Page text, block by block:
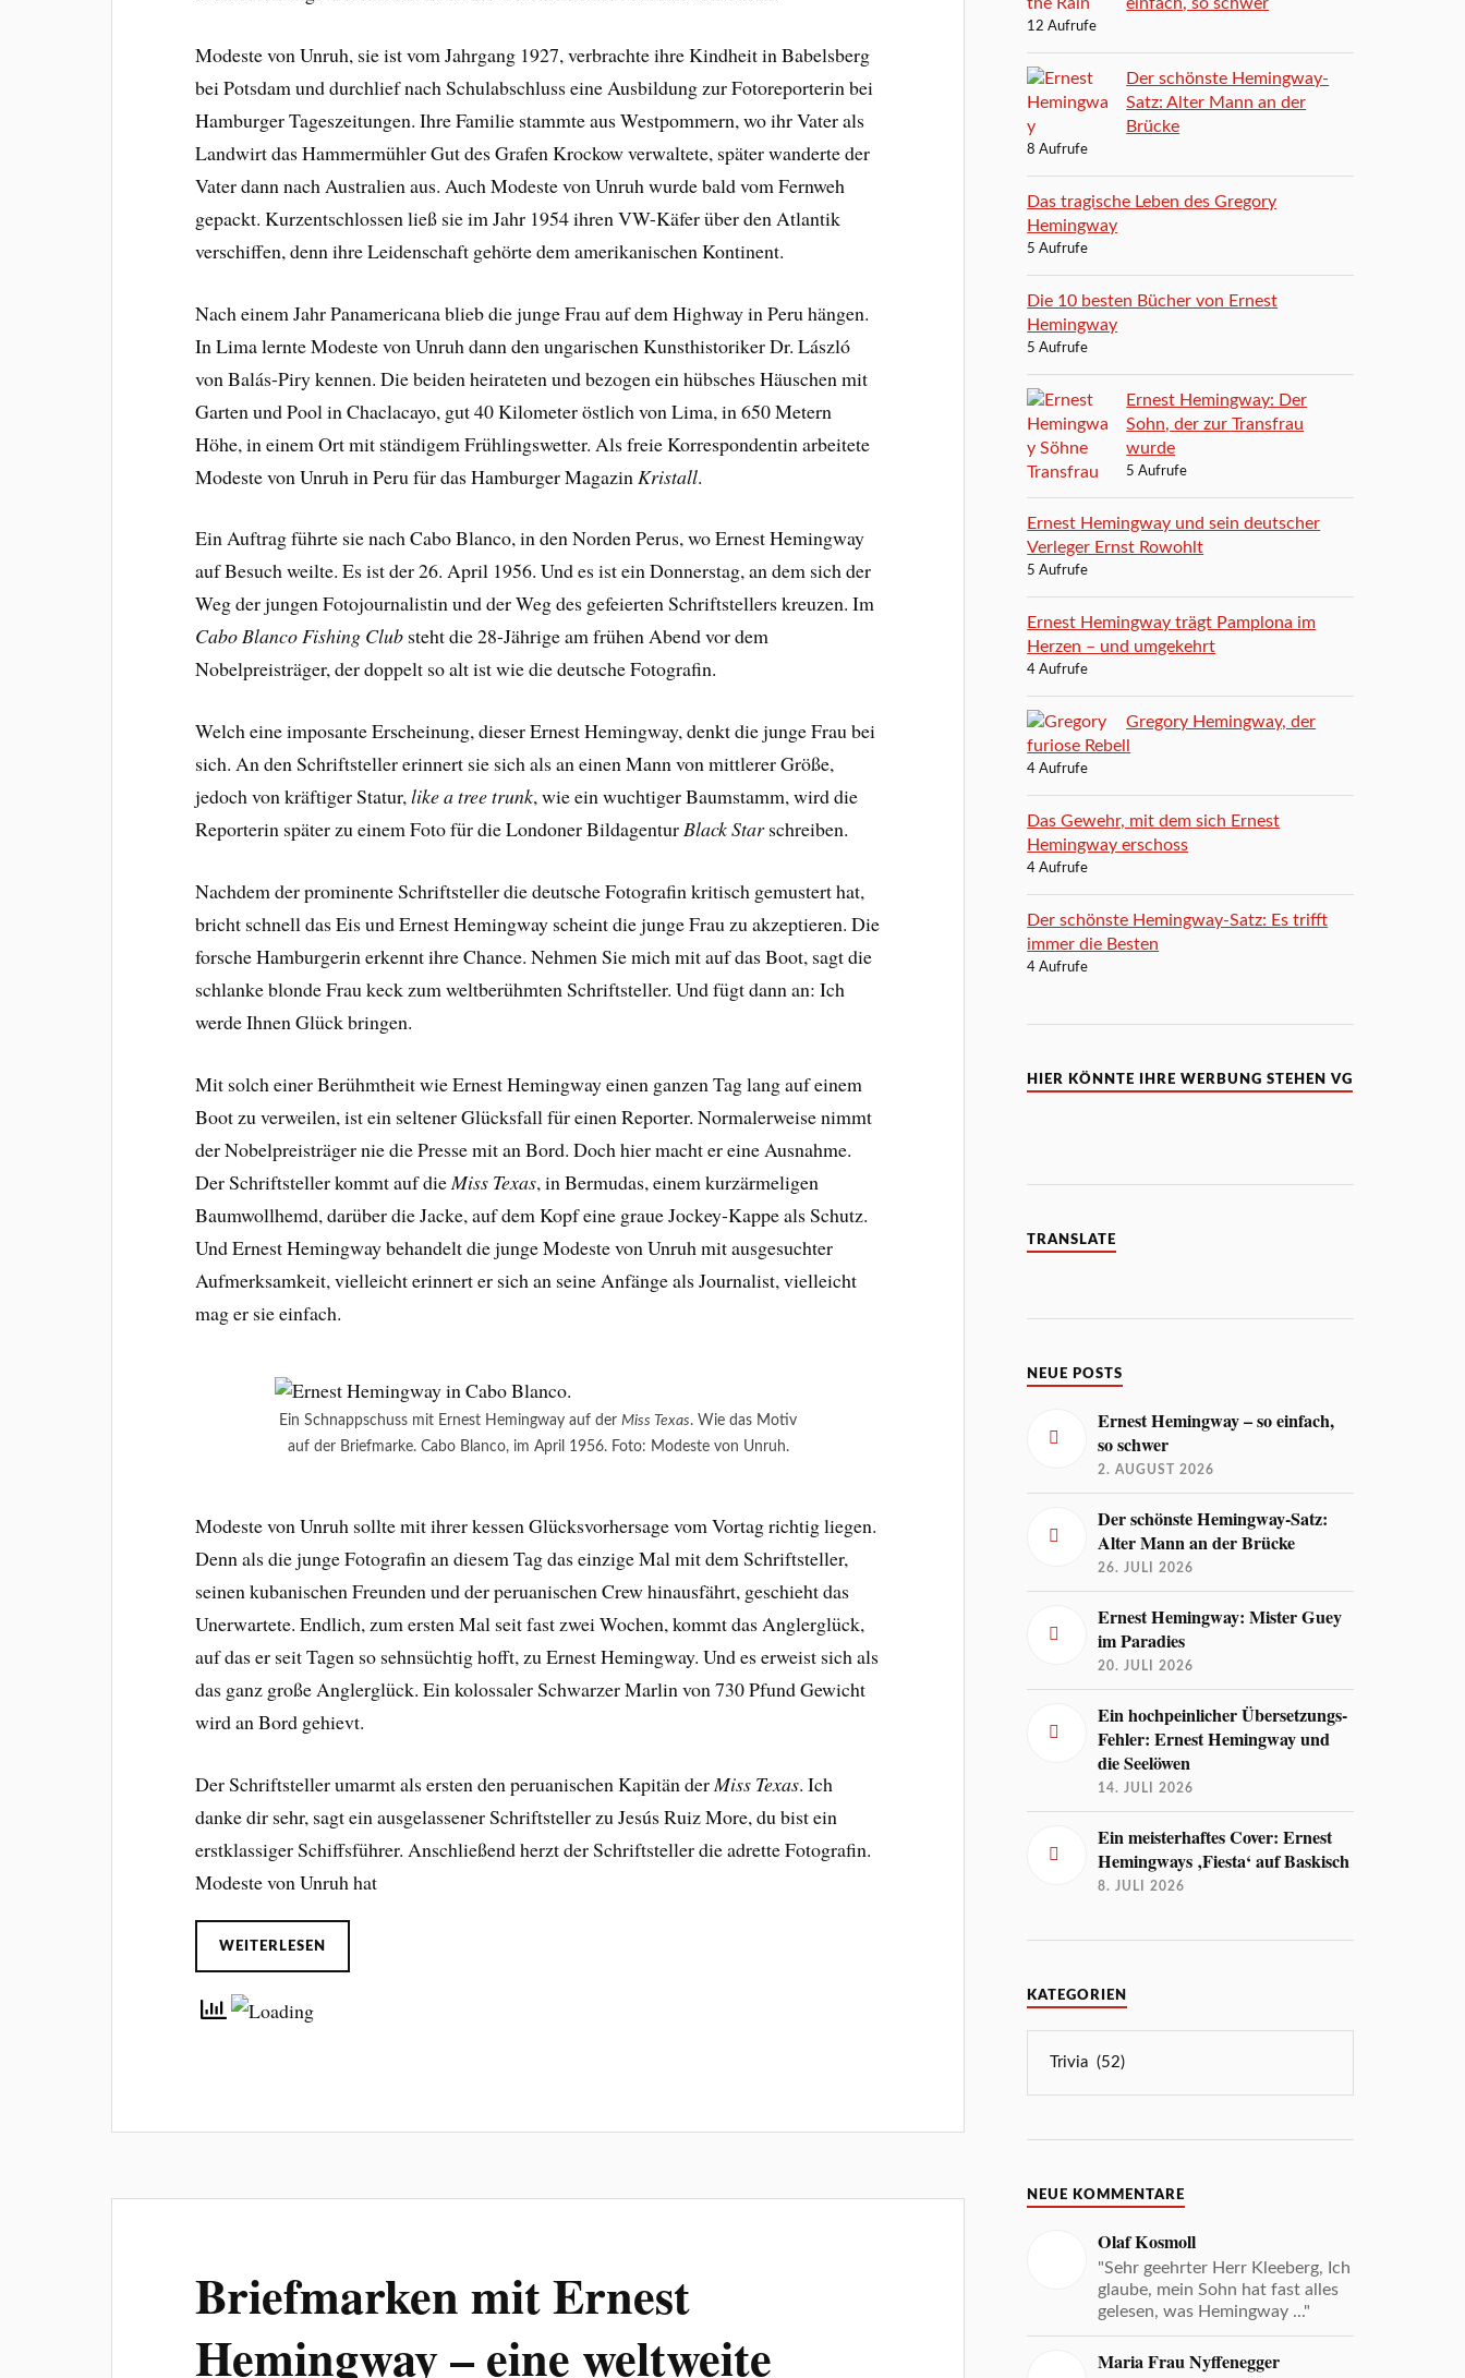
Modeste von Unruh, sie ist vom Jahrgang 1927, verbrachte ihre Kindheit in Babelsberg
bei Potsdam und durchlief nach Schulabschluss eine Ausbildung zur Fotoreporterin bei
Hamburger Tageszeitungen. Ihre Familie stammte aus Westpommern, wo ihr Vater als
Landwirt das Hammermühler Gut des Grafen Krockow verwaltete, später wanderte der
Vater dann nach Australien aus. Auch Modeste von Unruh wurde bald vom Fernweh
gepackt. Kurzentschlossen ließ sie im Jahr 1954 ihren VW-Käfer über den Atlantik
verschiffen, denn ihre Leidenschaft gehörte dem amerikanischen Kontinent.
Nach einem Jahr Panamericana blieb die junge Frau auf dem Highway in Peru hängen.
In Lima lernte Modeste von Unruh dann den ungarischen Kunsthistoriker Dr. László
von Balás-Piry kennen. Die beiden heirateten und bezogen ein hübsches Häuschen mit
Garten und Pool in Chaclacayo, gut 40 Kilometer östlich von Lima, in 650 Metern
Höhe, in einem Ort mit ständigem Frühlingswetter. Als freie Korrespondentin arbeitete
Modeste von Unruh in Peru für das Hamburger Magazin Kristall.
Ein Auftrag führte sie nach Cabo Blanco, in den Norden Perus, wo Ernest Hemingway
auf Besuch weilte. Es ist der 26. April 1956. Und es ist ein Donnerstag, an dem sich der
Weg der jungen Fotojournalistin und der Weg des gefeierten Schriftstellers kreuzen. Im
Cabo BlancoFishing Club steht die 28-Jährige am frühen Abend vor dem
Nobelpreisträger, der doppelt so alt ist wie die deutsche Fotografin.
Welch eine imposante Erscheinung, dieser Ernest Hemingway, denkt die junge Frau bei
sich. An den Schriftsteller erinnert sie sich als an einen Mann von mittlerer Größe,
jedoch von kräftiger Statur,like a tree trunk, wie ein wuchtiger Baumstamm, wird die
Reporterin später zu einem Foto für die Londoner BildagenturBlack Starschreiben.
Nachdem der prominente Schriftsteller die deutsche Fotografin kritisch gemustert hat,
bricht schnell das Eis und Ernest Hemingway scheint die junge Frau zu akzeptieren. Die
forsche Hamburgerin erkennt ihre Chance. Nehmen Sie mich mit auf das Boot, sagt die
schlanke blonde Frau keck zum weltberühmten Schriftsteller. Und fügt dann an: Ich
werde Ihnen Glück bringen.
Mit solch einer Berühmtheit wie Ernest Hemingway einen ganzen Tag lang auf einem
Boot zu verweilen, ist ein seltener Glücksfall für einen Reporter. Normalerweise nimmt
der Nobelpreisträger nie die Presse mit an Bord. Doch hier macht er eine Ausnahme.
Der Schriftsteller kommt auf die Miss Texas, in Bermudas, einem kurzärmeligen
Baumwollhemd, darüber die Jacke, auf dem Kopf eine graue Jockey-Kappe als Schutz.
Und Ernest Hemingway behandelt die junge Modeste von Unruh mit ausgesuchter
Aufmerksamkeit, vielleicht erinnert er sich an seine Anfänge als Journalist, vielleicht
mag er sie einfach.
Ein Schnappschuss mit Ernest Hemingway auf derMiss Texas. Wie das Motiv
auf der Briefmarke. Cabo Blanco, im April 1956. Foto: Modeste von Unruh.
Modeste von Unruh sollte mit ihrer kessen Glücksvorhersage vom Vortag richtig liegen.
Denn als die junge Fotografin an diesem Tag das einzige Mal mit dem Schriftsteller,
seinen kubanischen Freunden und der peruanischen Crew hinausfährt, geschieht das
Unerwartete. Endlich, zum ersten Mal seit fast zwei Wochen, kommt das Anglerglück,
auf das er seit Tagen so sehnsüchtig hofft, zu Ernest Hemingway. Und es erweist sich als
das ganz große Anglerglück. Ein kolossaler Schwarzer Marlin von 730 Pfund Gewicht
wird an Bord gehievt.
Der Schriftsteller umarmt als ersten den peruanischen Kapitän der Miss Texas. Ich
danke dir sehr, sagt ein ausgelassener Schriftsteller zu Jesús Ruiz More, du bist ein
erstklassiger Schiffsführer. Anschließend herzt der Schriftsteller die adrette Fotografin.
Modeste von Unruh hat
WEITERLESEN
Briefmarken mit Ernest
Hemingway – eine weltweite
12 Aufrufe
Der schönste Hemingway-
Satz: Alter Mann an der
Brücke
8 Aufrufe
Das tragische Leben des Gregory
Hemingway
5 Aufrufe
Die 10 besten Bücher von Ernest
Hemingway
5 Aufrufe
Ernest Hemingway: Der
Sohn, der zur Transfrau
wurde
5 Aufrufe
Ernest Hemingway und sein deutscher
Verleger Ernst Rowohlt
5 Aufrufe
Ernest Hemingway trägt Pamplona im
Herzen – und umgekehrt
4 Aufrufe
Gregory Hemingway, der
furiose Rebell
4 Aufrufe
Das Gewehr, mit dem sich Ernest
Hemingway erschoss
4 Aufrufe
Der schönste Hemingway-Satz: Es trifft
immer die Besten
4 Aufrufe
HIER KÖNNTE IHRE WERBUNG STEHEN VG
TRANSLATE
NEUE POSTS
Ernest Hemingway – so einfach,
so schwer
2. AUGUST 2026
Der schönste Hemingway-Satz:
Alter Mann an der Brücke
26. JULI 2026
Ernest Hemingway: Mister Guey
im Paradies
20. JULI 2026
Ein hochpeinlicher Übersetzungs-
Fehler: Ernest Hemingway und
die Seelöwen
14. JULI 2026
Ein meisterhaftes Cover: Ernest
Hemingways ‚Fiesta‘ auf Baskisch
8. JULI 2026
KATEGORIEN
NEUE KOMMENTARE
Olaf Kosmoll
"Sehr geehrter Herr Kleeberg, Ich
glaube, mein Sohn hat fast alles
gelesen, was Hemingway ..."
Maria Frau Nyffenegger